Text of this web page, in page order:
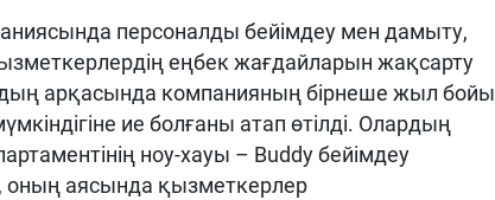
нда персоналды бейімдеу мен дамыту,
еңбек жағдайларын жақсарту
арқасында компанияның бірнеше жыл бойы
ие болғаны атап өтілді. Олардың
ноу-хауы – Buddyбейімдеу
, оның аясында қызметкерлер